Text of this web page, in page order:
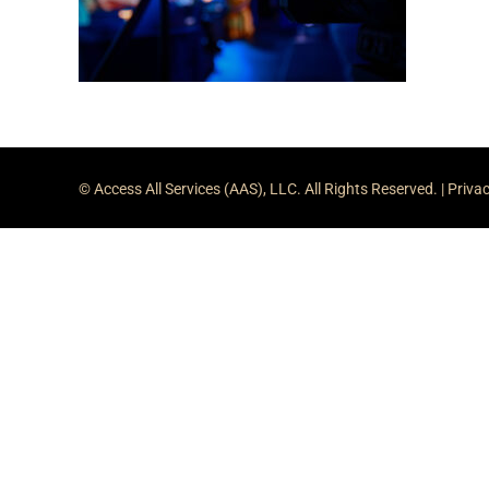
© Access All Services (AAS), LLC. All Rights Reserved. |